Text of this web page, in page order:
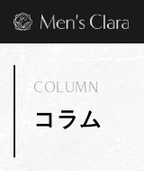
コラム
COLUMN